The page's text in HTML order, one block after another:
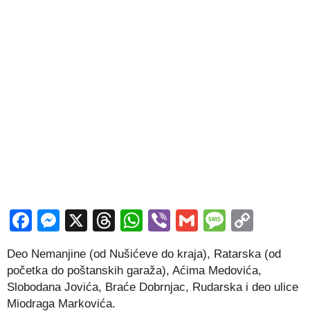
Facebook
Messenger
X Threads
WhatsApp
ViberGmail
Deo Nemanjine (od Nušićeve do kraja), Ratarska (od
početka do poštanskih garaža), Aćima Medovića,
Slobodana Jovića, Braće Dobrnjac, Rudarska i deo ulice
Miodraga Markovića.